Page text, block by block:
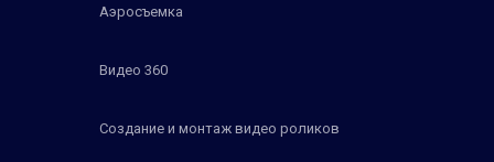
Аэросъемка
Видео 360
Создание и монтаж видео роликов